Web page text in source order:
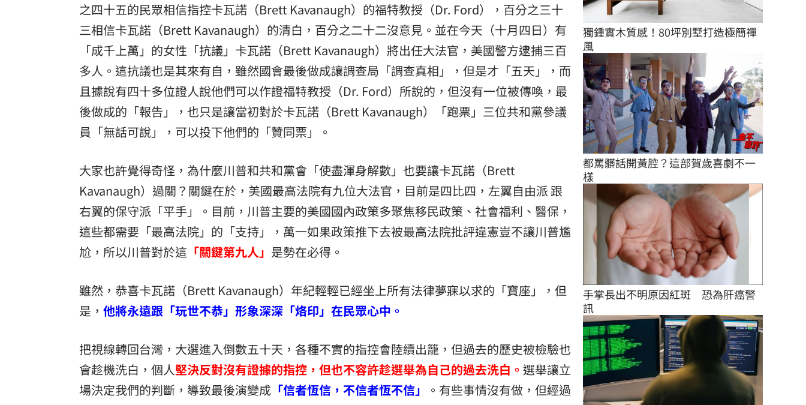
之四十五的民眾相信指控卡瓦諾（Brett Kavanaugh）的福特教授（Dr. Ford），百分之三十
三相信卡瓦諾（Brett Kavanaugh）的清白，百分之二十二沒意見。並在今天（十月四日）有
「成千上萬」的女性「抗議」卡瓦諾（Brett Kavanaugh）將出任大法官，美國警方逮捕三百
多人。這抗議也是其來有自，雖然國會最後做成讓調查局「調查真相」，但是才「五天」，而
且據說有四十多位證人說他們可以作證福特教授（Dr. Ford）所說的，但沒有一位被傳喚，最
後做成的「報告」，也只是讓當初對於卡瓦諾（Brett Kavanaugh）「跑票」三位共和黨參議
員「無話可說」，可以投下他們的「贊同票」。
大家也許覺得奇怪，為什麼川普和共和黨會「使盡渾身解數」也要讓卡瓦諾（Brett
Kavanaugh）過關？關鍵在於，美國最高法院有九位大法官，目前是四比四，左翼自由派 跟
右翼的保守派「平手」。目前，川普主要的美國國內政策多聚焦移民政策、社會福利、醫保，
這些都需要「最高法院」的「支持」，萬一如果政策推下去被最高法院批評違憲豈不讓川普尷
尬，所以川普對於這 「關鍵第九人」 是勢在必得。
雖然，恭喜卡瓦諾（Brett Kavanaugh）年紀輕輕已經坐上所有法律夢寐以求的「寶座」，但
是， 他將永遠跟「玩世不恭」形象深深「烙印」在民眾心中。
把視線轉回台灣，大選進入倒數五十天，各種不實的指控會陸續出籠，但過去的歷史被檢驗也
會趁機洗白，個人堅決反對沒有證據的指控，但也不容許趁選舉為自己的過去洗白。 選舉讓立
場決定我們的判斷，導致最後演變成 「信者恆信，不信者恆不信」
。有些事情沒有做，但經過
獨鍾實木質感！80坪別墅打造極簡禪
風
都罵髒話開黃腔？這部賀歲喜劇不一
樣
手掌長出不明原因紅斑　恐為肝癌警
訊